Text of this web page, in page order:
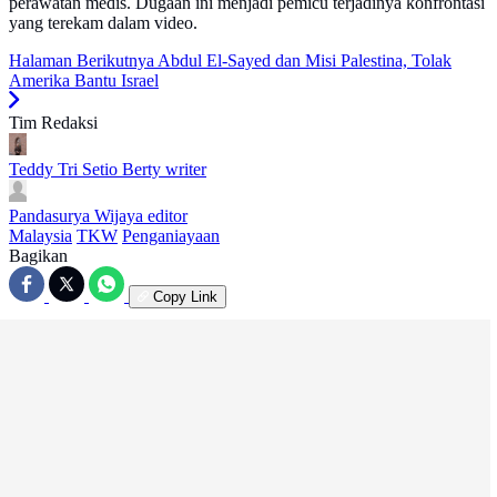
yang terekam dalam video.
Halaman BerikutnyaAbdul El-Sayed dan Misi Palestina, Tolak
Amerika Bantu Israel
Tim Redaksi
Teddy Tri Setio Berty writer
Pandasurya Wijaya editor
Malaysia TKW Penganiayaan
Bagikan
Copy Link